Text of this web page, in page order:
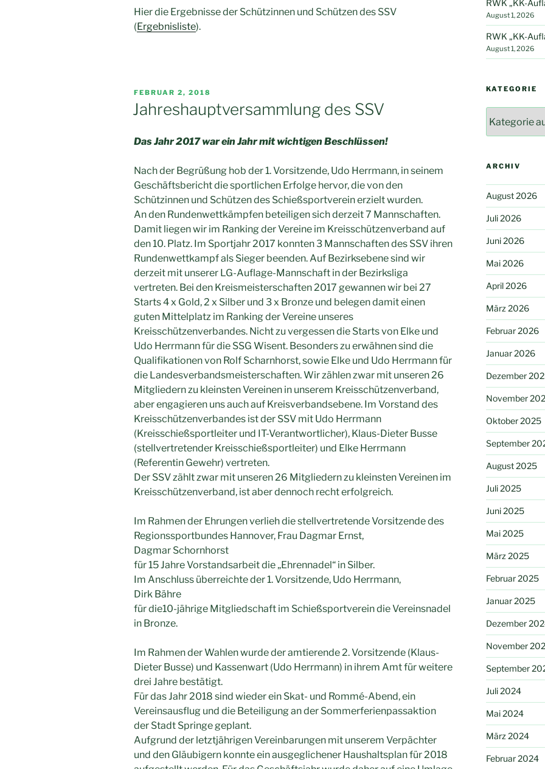
Hier die Ergebnisse der Schützinnen und Schützen des SSV
(Ergebnisliste).
VERÖFFENTLICHT
AM
FEBRUAR 2, 2018
Jahreshauptversammlung des SSV
Das Jahr 2017 war ein Jahr mit wichtigen Beschlüssen!
Nach der Begrüßung hob der 1. Vorsitzende, Udo Herrmann, in seinem
Geschäftsbericht die sportlichen Erfolge hervor, die von den
Schützinnen und Schützen des Schießsportverein erzielt wurden.
An den Rundenwettkämpfen beteiligen sich derzeit 7 Mannschaften.
Damit liegen wir im Ranking der Vereine im Kreisschützenverband auf
den 10. Platz. Im Sportjahr 2017 konnten 3 Mannschaften des SSV ihren
Rundenwettkampf als Sieger beenden. Auf Bezirksebene sind wir
derzeit mit unserer LG-Auflage-Mannschaft in der Bezirksliga
vertreten. Bei den Kreismeisterschaften 2017 gewannen wir bei 27
Starts 4 x Gold, 2 x Silber und 3 x Bronze und belegen damit einen
guten Mittelplatz im Ranking der Vereine unseres
Kreisschützenverbandes. Nicht zu vergessen die Starts von Elke und
Udo Herrmann für die SSG Wisent. Besonders zu erwähnen sind die
Qualifikationen von Rolf Scharnhorst, sowie Elke und Udo Herrmann für
die Landesverbandsmeisterschaften. Wir zählen zwar mit unseren 26
Mitgliedern zu kleinsten Vereinen in unserem Kreisschützenverband,
aber engagieren uns auch auf Kreisverbandsebene. Im Vorstand des
Kreisschützenverbandes ist der SSV mit Udo Herrmann
(Kreisschießsportleiter und IT-Verantwortlicher), Klaus-Dieter Busse
(stellvertretender Kreisschießsportleiter) und Elke Herrmann
(Referentin Gewehr) vertreten.
Der SSV zählt zwar mit unseren 26 Mitgliedern zu kleinsten Vereinen im
Kreisschützenverband, ist aber dennoch recht erfolgreich.
Im Rahmen der Ehrungen verlieh die stellvertretende Vorsitzende des
Regionssportbundes Hannover, Frau Dagmar Ernst,
Dagmar Schornhorst
für 15 Jahre Vorstandsarbeit die „Ehrennadel“ in Silber.
Im Anschluss überreichte der 1. Vorsitzende, Udo Herrmann,
Dirk Bähre
für die10-jährige Mitgliedschaft im Schießsportverein die Vereinsnadel
in Bronze.
Im Rahmen der Wahlen wurde der amtierende 2. Vorsitzende (Klaus-
Dieter Busse) und Kassenwart (Udo Herrmann) in ihrem Amt für weitere
drei Jahre bestätigt.
Für das Jahr 2018 sind wieder ein Skat- und Rommé-Abend, ein
Vereinsausflug und die Beteiligung an der Sommerferienpassaktion
der Stadt Springe geplant.
Aufgrund der letztjährigen Vereinbarungen mit unserem Verpächter
und den Gläubigern konnte ein ausgeglichener Haushaltsplan für 2018
RWK „KK-
August 1, 2026
RWK „KK-
August 1, 2026
KATEGORIE
ARCHIV
August 2026
Juli 2026
Juni 2026
Mai 2026
April 2026
März 2026
Februar 2026
Januar 2026
Dezember
November
Oktober 2025
September
August 2025
Juli 2025
Juni 2025
Mai 2025
März 2025
Februar 2025
Januar 2025
Dezember
November
September
Juli 2024
Mai 2024
März 2024
Februar 2024